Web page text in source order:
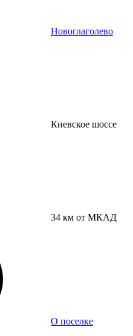
Новоглаголево
Киевское шоссе
34 км от МКАД
О поселке